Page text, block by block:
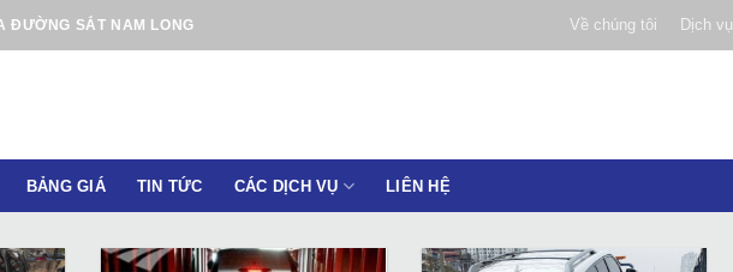
ĐƯỜNG SẮT NAM LONG Về chúng tôi Dịch vụ
BẢNG GIÁ TIN TỨC CÁC DỊCH VỤ LIÊN HỆ